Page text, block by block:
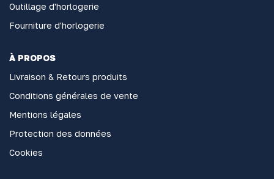
Outillage d'horlogerie
Fourniture d'horlogerie
À PROPOS
Livraison & Retours produits
Conditions générales de vente
Mentions légales
Protection des données
Cookies